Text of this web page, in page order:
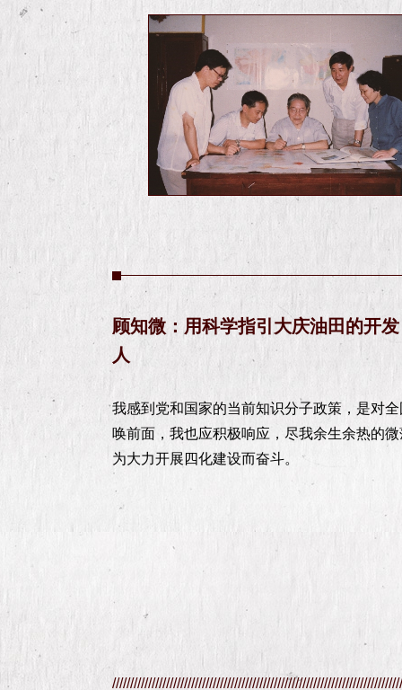
顾知微：用科学指引大庆油田的开
人
我感到党和国家的当前知识分子政策，是对
唤前面，我也应积极响应，尽我余生余热的
为大力开展四化建设而奋斗。